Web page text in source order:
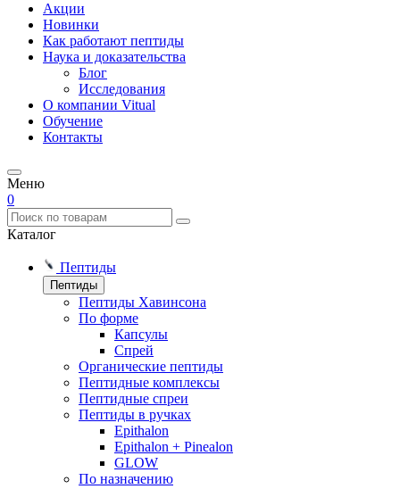
Акции
Новинки
Как работают пептиды
Наука и доказательства
Блог
Исследования
О компании Vitual
Обучение
Контакты
Меню
0
Каталог
Пептиды
Пептиды
Пептиды Хавинсона
По форме
Капсулы
Спрей
Органические пептиды
Пептидные комплексы
Пептидные спреи
Пептиды в ручках
Epithalon
Epithalon + Pinealon
GLOW
По назначению